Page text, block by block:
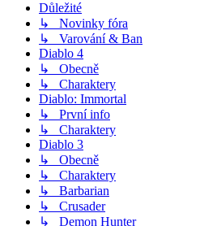
Důležité
↳ Novinky fóra
↳ Varování & Ban
Diablo 4
↳ Obecně
↳ Charaktery
Diablo: Immortal
↳ První info
↳ Charaktery
Diablo 3
↳ Obecně
↳ Charaktery
↳ Barbarian
↳ Crusader
↳ Demon Hunter